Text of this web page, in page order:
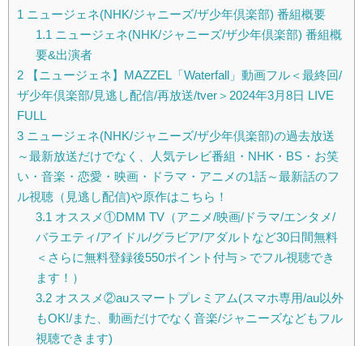
1 ニュージェネ(NHK/ジャニーズ/ザ少年倶楽部) 番組概要
1.1 ニュージェネ(NHK/ジャニーズ/ザ少年倶楽部) 番組概
要&出演者
2 【ニュージェネ】MAZZEL「Waterfall」動画フル＜最終回/
ザ少年倶楽部/見逃し配信/再放送/tver＞2024年3月8日 LIVE
FULL
3 ニュージェネ(NHK/ジャニーズ/ザ少年倶楽部)の過去放送
～最新放送だけでなく、人気テレビ番組・NHK・BS・お笑
い・音楽・恋愛・映画・ドラマ・アニメの1話～最新話のフ
ル視聴（見逃し配信)や原作はこちら！
3.1 オススメ①DMM TV（アニメ/映画/ドラマ/エンタメ/
バラエティ/アイドル/グラビア/アダルトなど30日間無料
＜さらに無料登録後550ポイント付与＞でフル視聴でき
ます！）
3.2オススメ②auスマートプレミアム(スマホ専用/au以外
もOK!/また、動画だけでなく音楽/ジャニーズなどもフル
視聴できます)